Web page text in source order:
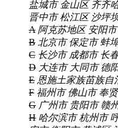
盐城市 金山区 齐齐
晋中市 松江区 沙坪
A 阿克苏地区 安阳市
B 北京市 保定市 蚌
C 长沙市 成都市 长
D 大连市 大同市 德
E 恩施土家族苗族自
F 福州市 佛山市 奉
G 广州市 贵阳市 赣
H 哈尔滨市 杭州市